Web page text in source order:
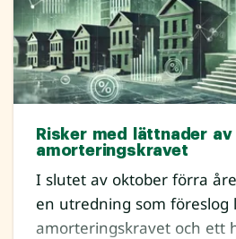
Risker med lättnader av
amorteringskravet
I slutet av oktober förra
en utredning som föreslog
amorteringskravet och ett